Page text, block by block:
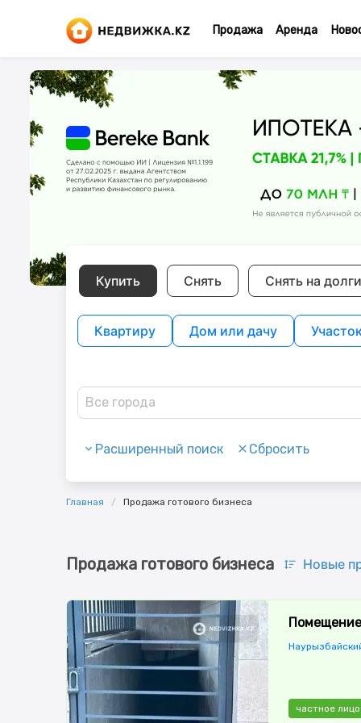
Продажа Аренда
Купить Снять Снять на
Квартиру Дом или дачу
Все города
Расширенный поиск Сбросить
Главная Продажа готового бизнеса
Продажа готового бизнеса Новые
частное лицо